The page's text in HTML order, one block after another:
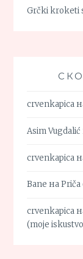
Grčki kroketi
crvenkapica
Asim Vugdalić
crvenkapica
Bane на
crvenkapica
(moje